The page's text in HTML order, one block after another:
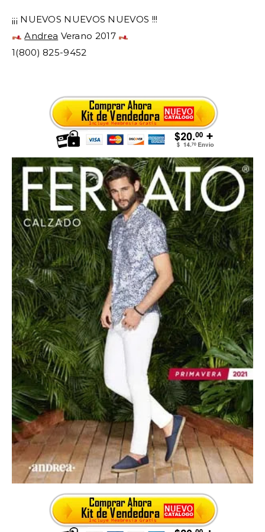
¡¡¡ NUEVOS NUEVOS NUEVOS !!!
Andrea Verano 2017
1(800) 825-9452